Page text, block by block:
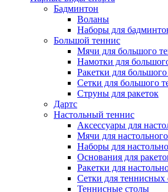
Бадминтон
Воланы
Наборы для
Большой теннис
Мячи для большого
Намотки для
Ракетки для
Сетки для большого
Струны для ракеток
Дартс
Настольный теннис
Аксессуары для
Мячи для
Наборы для
Основания для
Ракетки для
Сетки для теннисных
Теннисные столы